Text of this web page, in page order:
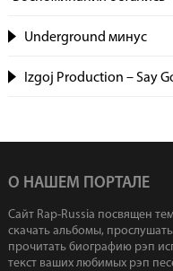
Underground минус
Izgoj Production – Say
О НАШЕМ ПОРТАЛЕ
Сайт Rap-Russia посвящен
скачать альбомы,
прочитать биографию рэп
текст ваших любимых рэп